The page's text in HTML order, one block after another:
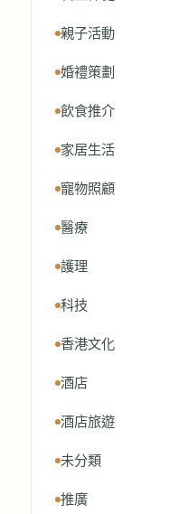
親子活動
婚禮策劃
飲食推介
家居生活
寵物照顧
醫療
護理
科技
香港文化
酒店
酒店旅遊
未分類
推廣